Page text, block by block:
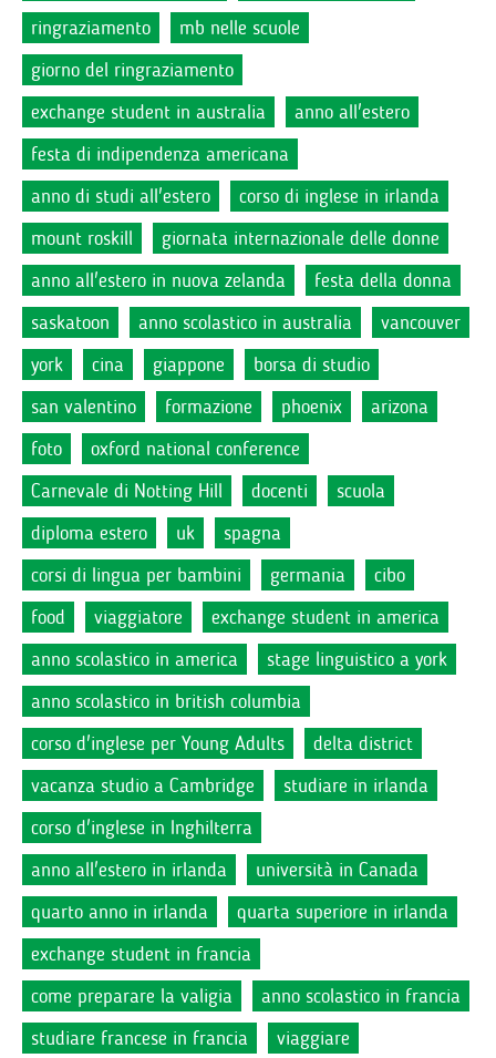
ringraziamento
mb nelle scuole
giorno del ringraziamento
exchange student in australia
anno all'estero
festa di indipendenza americana
anno di studi all'estero
corso di inglese in irlanda
mount roskill
giornata internazionale delle donne
anno all'estero in nuova zelanda
festa della donna
saskatoon
anno scolastico in australia
vancouver
york
cina giappone
borsa di studio
san valentino
formazione phoenix
arizona
foto
oxford national conference
Carnevale di Notting Hill
docenti
scuola
diploma estero
uk
spagna
corsi di lingua per bambini
germania
cibo
food
viaggiatore
exchange student in america
anno scolastico in america
stage linguistico a york
anno scolastico in british columbia
corso d'inglese per Young Adults
delta district
vacanza studio a Cambridge
studiare in irlanda
corso d'inglese in Inghilterra
anno all'estero in irlanda
università in Canada
quarto anno in irlanda
quarta superiore in irlanda
exchange student in francia
come preparare la valigia
anno scolastico in francia
studiare francese in francia
viaggiare